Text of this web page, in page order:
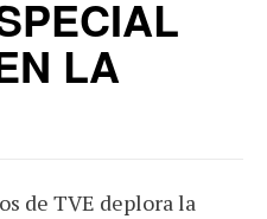
LA
de TVE deplora la